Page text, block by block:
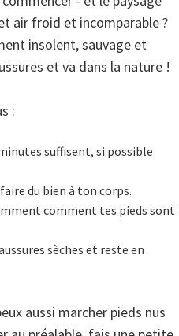
air froid et incomparable ?
insolent, sauvage et
et va dans la nature !
:
suffisent, si possible
du bien à ton corps.
comment tes pieds sont
sèches et reste en
aussi marcher pieds nus